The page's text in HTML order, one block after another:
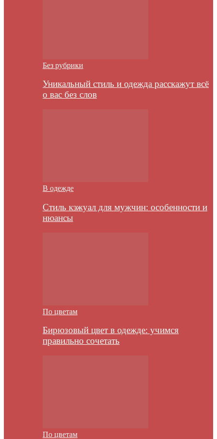
Без рубрики
Уникальный стиль и одежда расскажут всё
о вас без слов
В одежде
Стиль кэжуал для мужчин: особенности и
нюансы
По цветам
Бирюзовый цвет в одежде: учимся
правильно сочетать
По цветам